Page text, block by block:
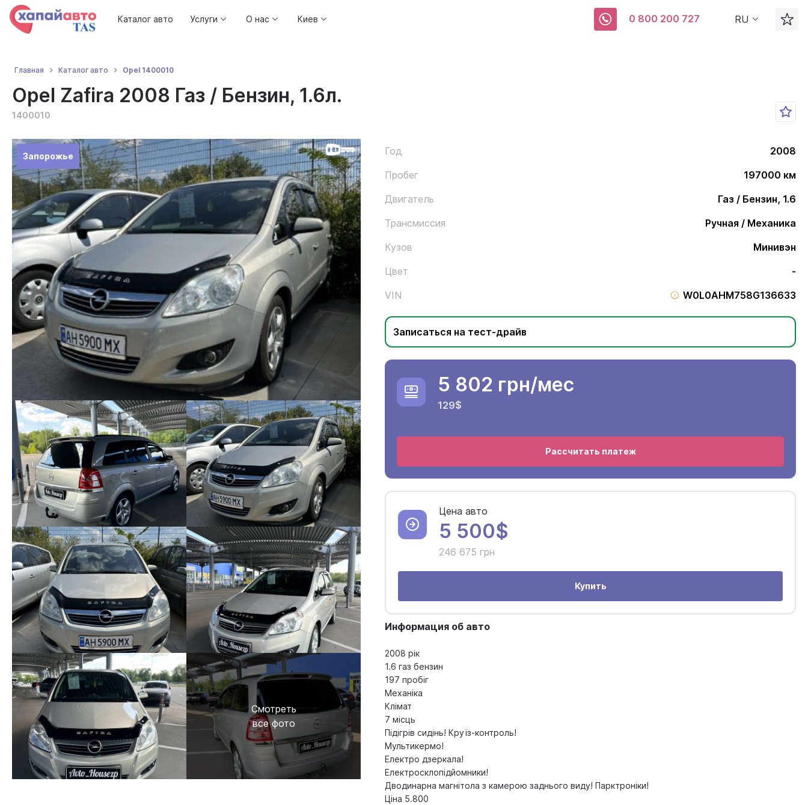
Каталог авто Услуги О нас Киев 0 800 200 727 RU
Главная Каталог авто Opel 1400010
Opel Zafira 2008 Газ / Бензин, 1.6л.
1400010
Запорожье
Смотреть
все фото
Год
2008
Пробег
197000 км
Двигатель
Газ / Бензин, 1.6
Трансмиссия
Ручная / Механика
Кузов
Минивэн
Цвет
-
VIN
W0L0AHM758G136633
Записаться на тест-драйв
5 802 грн/мес
129$
Рассчитать платеж
Цена авто
5 500$
246 675 грн
Купить
Информация об авто
2008 рік
1.6 газ бензин
197 пробіг
Механіка
Клімат
7 місць
Підігрів сидінь! Круїз-контроль!
Мультикермо!
Електро дзеркала!
Електросклопідйомники!
Дводинарна магнітола з камерою заднього виду! Парктроніки!
Ціна 5.800